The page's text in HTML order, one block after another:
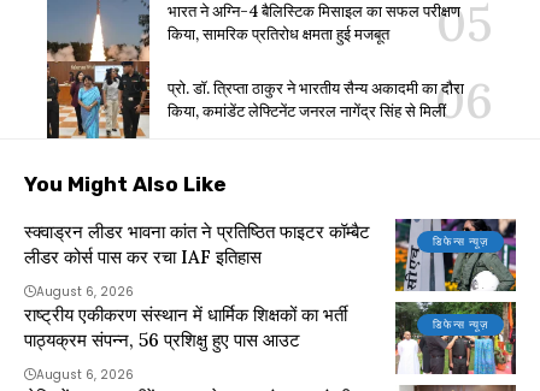
भारत ने अग्नि-4 बैलिस्टिक मिसाइल का सफल परीक्षण
किया, सामरिक प्रतिरोध क्षमता हुई मजबूत
प्रो. डॉ. त्रिप्ता ठाकुर ने भारतीय सैन्य अकादमी का दौरा
किया, कमांडेंट लेफ्टिनेंट जनरल नागेंद्र सिंह से मिलीं
You Might Also Like
डिफेन्स न्यूज़
स्क्वाड्रन लीडर भावना कांत ने प्रतिष्ठित फाइटर कॉम्बैट
लीडर कोर्स पास कर रचा IAF इतिहास
August 6, 2026
डिफेन्स न्यूज़
राष्ट्रीय एकीकरण संस्थान में धार्मिक शिक्षकों का भर्ती
पाठ्यक्रम संपन्न, 56 प्रशिक्षु हुए पास आउट
August 6, 2026